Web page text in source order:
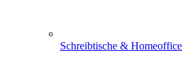
Schreibtische & Homeoffice